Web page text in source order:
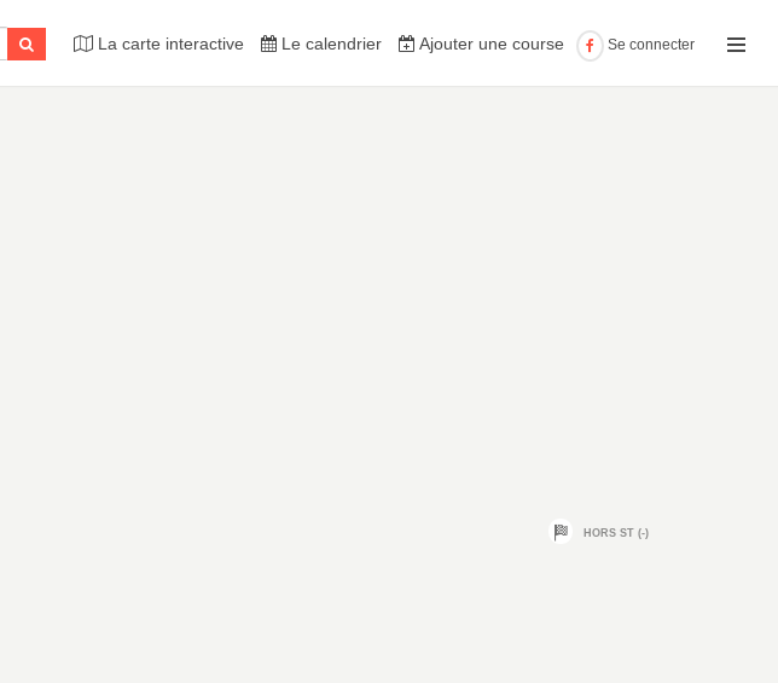
La carte interactive Le calendrier Ajouter une course Se connecter
HORS ST (-)